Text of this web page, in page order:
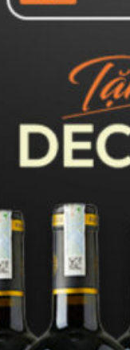
California